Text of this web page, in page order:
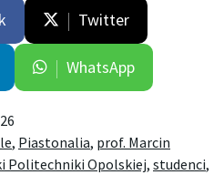
Twitter
WhatsApp
, Piastonalia, prof. Marcin
Politechniki Opolskiej, studenci,